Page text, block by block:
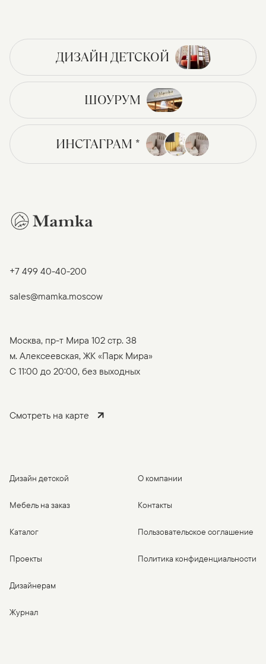
ДИЗАЙН ДЕТСКОЙ
ШОУРУМ
ИНСТАГРАМ *
+7 499 40-40-200
sales@mamka.moscow
Москва, пр-т Мира 102 стр. 38
м. Алексеевская, ЖК «Парк Мира»
C 11:00 до 20:00, без выходных
Смотреть на карте
Дизайн детской
Мебель на заказ
Каталог
Проекты
Дизайнерам
Журнал
О компании
Контакты
Пользовательское соглашение
Политика конфиденциальности